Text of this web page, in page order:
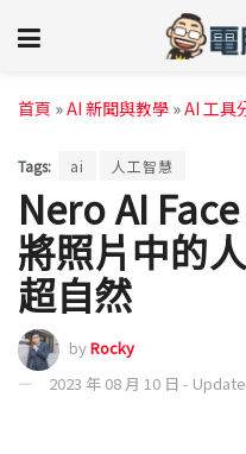
首頁 »AI 新聞與教學 »AI 工具
Tags: ai 人工智慧
Nero AI
將照片中的
超自然
byRocky
2023 年 08 月 10 日 -